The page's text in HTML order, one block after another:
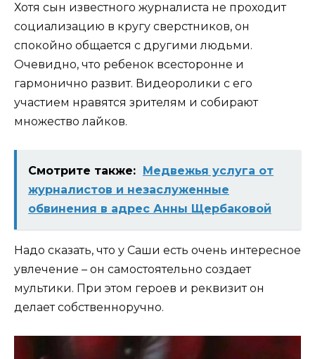
Хотя сын известного журналиста не проходит
социализацию в кругу сверстников, он
спокойно общается с другими людьми.
Очевидно, что ребенок всесторонне и
гармонично развит. Видеоролики с его
участием нравятся зрителям и собирают
множество лайков.
Смотрите также:
Медвежья услуга от
журналистов и незаслуженные
обвинения в адрес Анны Щербаковой
Надо сказать, что у Саши есть очень интересное
увлечение – он самостоятельно создает
мультики. При этом героев и реквизит он
делает собственноручно.